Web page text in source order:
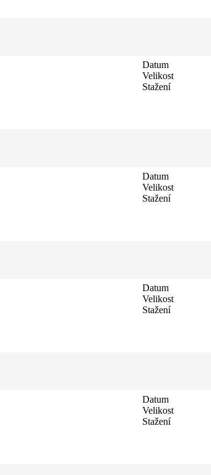
Datum
Velikost
Stažení
Datum
Velikost
Stažení
Datum
Velikost
Stažení
Datum
Velikost
Stažení